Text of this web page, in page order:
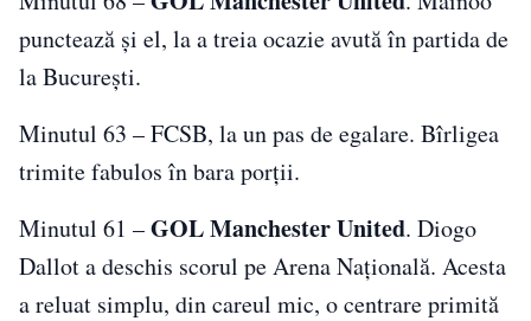
punctează și el, la a treia ocazie avută în partida de
la București.
Minutul 63 – FCSB, la un pas de egalare. Bîrligea
trimite fabulos în bara porții.
Minutul 61 –GOL Manchester United. Diogo
Dallot a deschis scorul pe Arena Națională. Acesta
a reluat simplu, din careul mic, o centrare primită